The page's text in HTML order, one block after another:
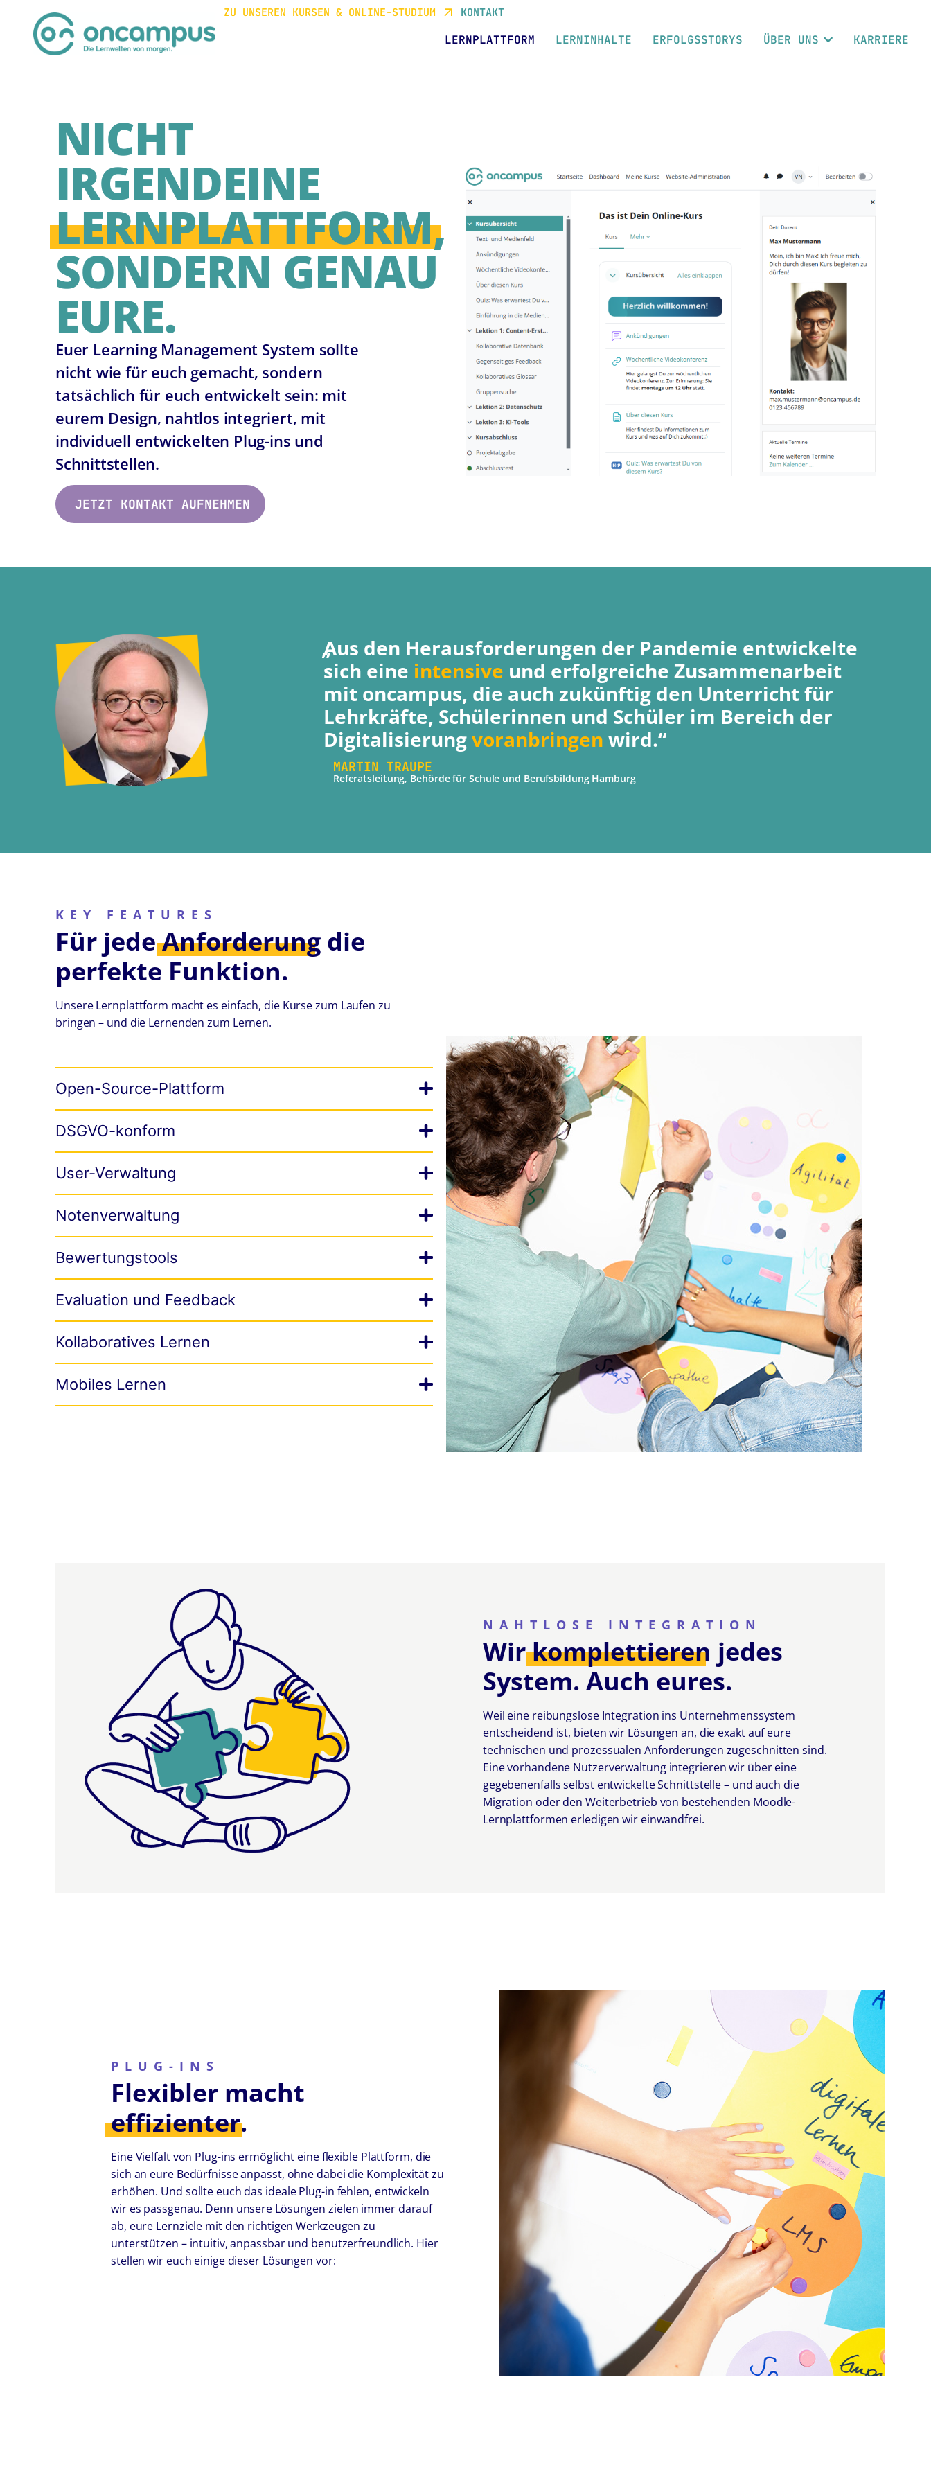
ZU UNSEREN KURSEN & ONLINE-STUDIUM KONTAKT
LERNPLATTFORM LERNINHALTE ERFOLGSSTORYS ÜBER UNS KARRIERE
NICHT
IRGENDEINE
LERNPLATTFORM,
SONDERN GENAU
EURE.
Euer Learning Management System sollte
nicht wie für euch gemacht, sondern
tatsächlich für euch entwickelt sein: mit
eurem Design, nahtlos integriert, mit
individuell entwickelten Plug-ins und
Schnittstellen.
JETZT KONTAKT AUFNEHMEN
„
Aus den Herausforderungen der Pandemie entwickelte
sich eine intensive und erfolgreiche Zusammenarbeit
mit oncampus, die auch zukünftig den Unterricht für
Lehrkräfte, Schülerinnen und Schüler im Bereich der
Digitalisierungvoranbringen wird.“
MARTIN TRAUPE
Referatsleitung, Behörde für Schule und Berufsbildung Hamburg
KEY FEATURES
Für jedeAnforderung die
perfekte Funktion.
Unsere Lernplattform macht es einfach, die Kurse zum Laufen zu
bringen – und die Lernenden zum Lernen.
Open-Source-Plattform
DSGVO-konform
User-Verwaltung
Notenverwaltung
Bewertungstools
Evaluation und Feedback
Kollaboratives Lernen
Mobiles Lernen
NAHTLOSE INTEGRATION
Wirkomplettieren jedes
System. Auch eures.
Weil eine reibungslose Integration ins Unternehmenssystem
entscheidend ist, bieten wir Lösungen an, die exakt auf eure
technischen und prozessualen Anforderungen zugeschnitten sind.
Eine vorhandene Nutzerverwaltung integrieren wir über eine
gegebenenfalls selbst entwickelte Schnittstelle – und auch die
Migration oder den Weiterbetrieb von bestehenden Moodle-
Lernplattformen erledigen wir einwandfrei.
PLUG-INS
Flexibler macht
effizienter.
Eine Vielfalt von Plug-ins ermöglicht eine flexible Plattform, die
sich an eure Bedürfnisse anpasst, ohne dabei die Komplexität zu
erhöhen. Und sollte euch das ideale Plug-in fehlen, entwickeln
wir es passgenau. Denn unsere Lösungen zielen immer darauf
ab, eure Lernziele mit den richtigen Werkzeugen zu
unterstützen – intuitiv, anpassbar und benutzerfreundlich. Hier
stellen wir euch einige dieser Lösungen vor: